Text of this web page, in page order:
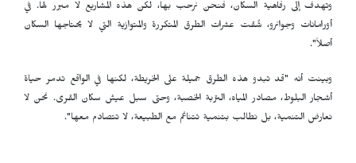
وتهدف إلى رفاهية السكان، فنحن نرحب بها، لكن هذه المشاريع لا مبرر لها. في
أورامانات وجوانرو، شُقت عشرات الطرق المتكررة والمتوازية التي لا يحتاجها السكان
أصلاً".
وبينت أنه "قد تبدو هذه الطرق جميلة على الخريطة، لكنها في الواقع تدمر حياة
أشجار البلوط، مصادر المياه، التربة الخصبة، وحتى سبل عيش سكان القرى. نحن لا
نعارض التنمية، بل نطالب بتنمية تتناغم مع الطبيعة، لا تتصادم معها".